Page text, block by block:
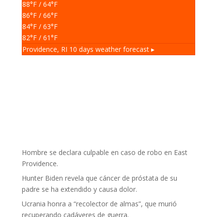
88°F/ 64°F
86°F/ 66°F
84°F/ 63°F
82°F/ 61°F
Providence, RI 10 days weather forecast ▸
Hombre se declara culpable en caso de robo en East
Providence.
Hunter Biden revela que cáncer de próstata de su
padre se ha extendido y causa dolor.
Ucrania honra a “recolector de almas”, que murió
recuperando cadáveres de guerra.